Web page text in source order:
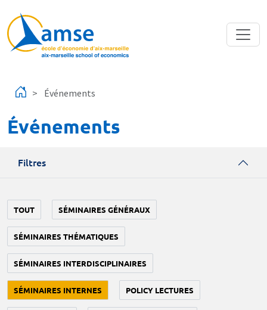
Événements
Événements
Filtres
TOUT SÉMINAIRES GÉNÉRAUX
SÉMINAIRES THÉMATIQUES
SÉMINAIRES INTERDISCIPLINAIRES
SÉMINAIRES INTERNES POLICY LECTURES